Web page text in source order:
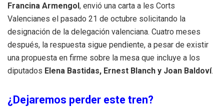
Francina Armengol, envió una carta a les Corts
Valencianes el pasado 21 de octubre solicitando la
designación de la delegación valenciana. Cuatro meses
después, la respuesta sigue pendiente, a pesar de existir
una propuesta en firme sobre la mesa que incluye a los
diputados Elena Bastidas, Ernest Blanch y Joan Baldoví.
¿Dejaremos perder este tren?